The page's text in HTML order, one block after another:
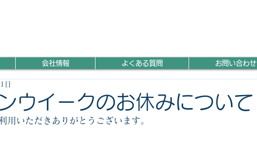
会社情報 よくある質問 お問い合わせ
ウイークのお休みについて
日
用いただきありがとうございます。